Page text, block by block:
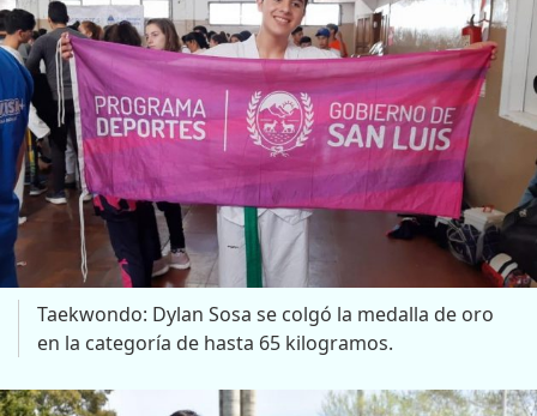
Taekwondo: Dylan Sosa se colgó la medalla de oro
en la categoría de hasta 65 kilogramos.